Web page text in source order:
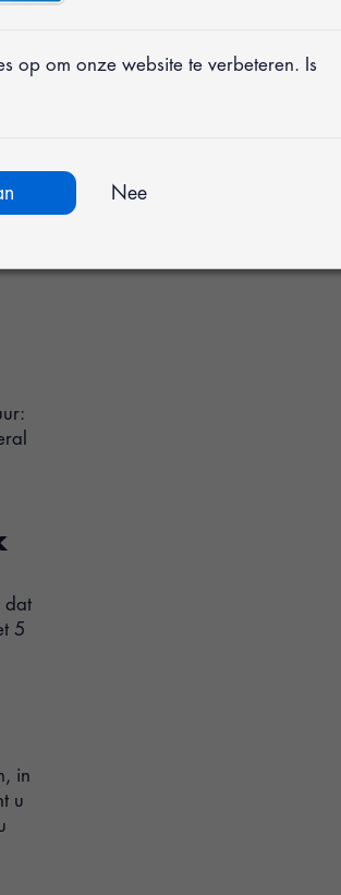
dat
5
in
u
op om onze website te verbeteren. Is
Nee